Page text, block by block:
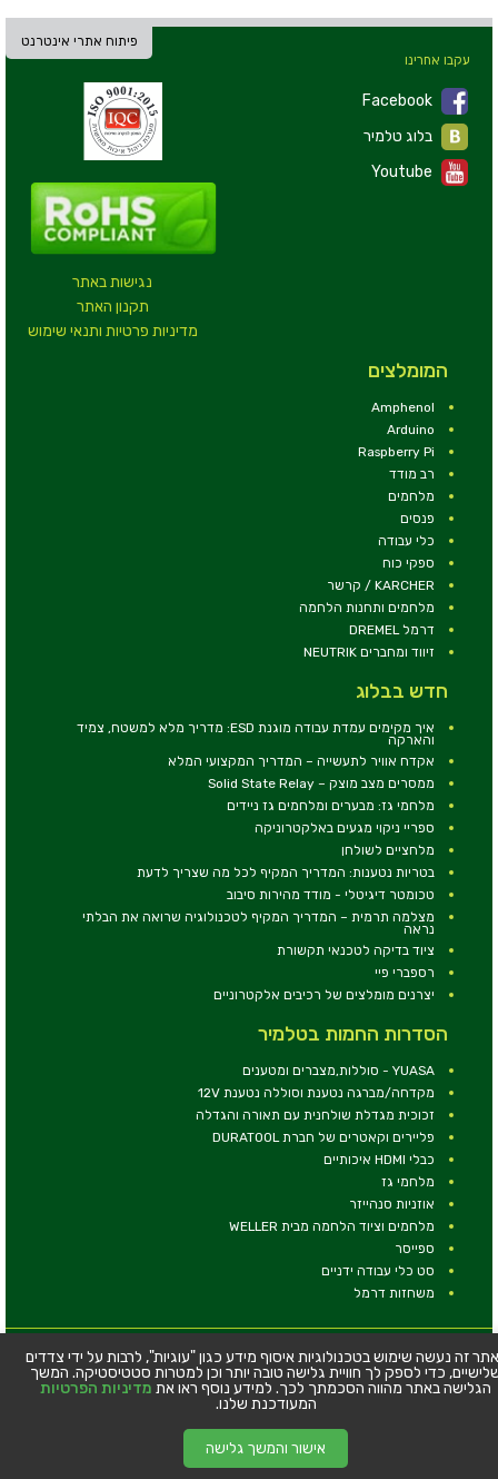
פיתוח אתרי אינטרנט
נגישות באתר
תקנון האתר
מדיניות פרטיות ותנאי שימוש
עקבו אחרינו
Facebook
Youtube
המומלצים
Amphenol
Arduino
Raspberry Pi
רב מודד
מלחמים
פנסים
כלי עבודה
ספקי כוח
KARCHER / קרשר
מלחמים ותחנות הלחמה
דרמל DREMEL
זיווד ומחברים NEUTRIK
חדש בבלוג
איך מקימים עמדת עבודה מוגנת ESD: מדריך מלא למשטח, צמיד
והארקה
אקדח אוויר לתעשייה – המדריך המקצועי המלא
ממסרים מצב מוצק – Solid State Relay
מלחמי גז: מבערים ומלחמים גז ניידים
ספריי ניקוי מגעים באלקטרוניקה
מלחציים לשולחן
בטריות נטענות: המדריך המקיף לכל מה שצריך לדעת
טכומטר דיגיטלי - מודד מהירות סיבוב
מצלמה תרמית – המדריך המקיף לטכנולוגיה שרואה את הבלתי
נראה
ציוד בדיקה לטכנאי תקשורת
רספברי פיי
יצרנים מומלצים של רכיבים אלקטרוניים
הסדרות החמות בטלמיר
YUASA - סוללות,מצברים ומטענים
מקדחה/מברגה נטענת וסוללה נטענת 12V
זכוכית מגדלת שולחנית עם תאורה והגדלה
פליירים וקאטרים של חברת DURATOOL
כבלי HDMI איכותיים
מלחמי גז
אוזניות סנהייזר
מלחמים וציוד הלחמה מבית WELLER
ספייסר
סט כלי עבודה ידניים
משחזות דרמל
© כל הזכויות שמורות - טלמיר אלקטרוניקה בע''מ
כתובת: דרך העצמאות 63, חיפה
טלפון:04-8534564
זה נעשה שימוש בטכנולוגיות איסוף מידע כגון "עוגיות", לרבות על ידי צדדים
כדי לספק לך חוויית גלישה טובה יותר וכן למטרות סטטיסטיקה. המשך
הגלישה באתר מהווה הסכמתך לכך. למידע נוסף ראו את מדיניות הפרטיות
המעודכנת שלנו.
אישור והמשך גלישה